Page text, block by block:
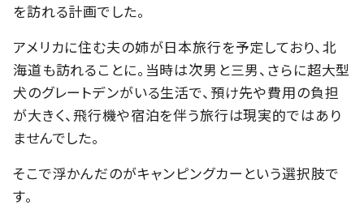
を訪れる計画でした。
アメリカに住む夫の姉が日本旅行を予定しており、北
海道も訪れることに。当時は次男と三男、さらに超大型
犬のグレートデンがいる生活で、預け先や費用の負担
が大きく、飛行機や宿泊を伴う旅行は現実的ではあり
ませんでした。
そこで浮かんだのがキャンピングカーという選択肢で
す。